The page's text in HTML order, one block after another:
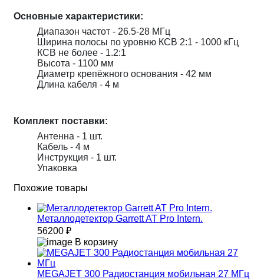
Основные характеристики:
Диапазон частот - 26.5-28 МГц
Ширина полосы по уровню КСВ 2:1 - 1000 кГц
КСВ не более - 1.2:1
Высота - 1100 мм
Диаметр крепёжного основания - 42 мм
Длина кабеля - 4 м
Комплект поставки:
Антенна - 1 шт.
Кабель - 4 м
Инструкция - 1 шт.
Упаковка
Похожие товары
Металлодетектор Garrett AT Pro Intern.
56200 ₽
В корзину
MEGAJET 300 Радиостанция мобильная 27 МГц